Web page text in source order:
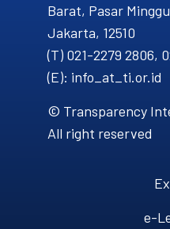
Barat, Pasar
Jakarta, 12510
(T) 021-2279 2806,
(E): info_at_ti.or.id
© Transparency
All right reserved
e-